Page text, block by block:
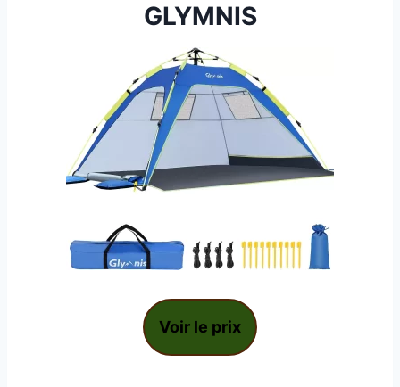
GLYMNIS
Voir le prix